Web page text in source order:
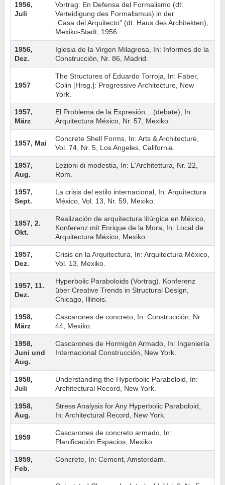
1956,
Juli
Vortrag: En Defensa del Formalismo (dt:
Verteidigung des Formalismus) in der
„Casa del Arquitecto" (dt: Haus des Architekten),
Mexiko-Stadt, 1956.
1956,
Dez.
Iglesia de la Virgen Milagrosa, In: Informes de la
Con­strucción, Nr. 86, Madrid.
1957
The Structures of Eduardo Torroja, In: Faber,
Colin [Hrsg.]: Progressive Architecture, New
York.
1957,
März
El Problema de la Expresión... (debate), In:
Arquitectura México, Nr. 57, Mexiko.
1957, Mai
Concrete Shell Forms, In: Arts & Architecture,
Vol. 74, Nr. 5, Los Angeles, California.
1957,
Aug.
Lezioni di modestia, In: L'Architettura, Nr. 22,
Rom.
1957,
Sept.
La crisis del estilo internacional, In: Arquitectura
México, Vol. 13, Nr. 59, Mexiko.
1957, 2.
Okt.
Realización de arquitectura litúrgica en México,
Konferenz mit Enrique de la Mora, In: Local de
Arquitectura México, Mexiko.
1957,
Dez.
Crisis en la Arquitectura, In: Arquitectura México,
Vol. 13, Mexiko.
1957, 11.
Dez.
Hyperbolic Paraboloids (Vortrag). Konferenz
über Creative Trends in Structural Design,
Chicago, Illinois.
1958,
März
Cascarones de concreto, In: Construcción, Nr.
44, Mexiko.
1958,
Juni und
Aug.
Cascarones de Hormigón Armado, In: Ingeniería
Inter­nacional Construcción, New York.
1958,
Juli
Understanding the Hyperbolic Paraboloid, In:
Archi­tectural Record, New York.
1958,
Aug.
Stress Analysis for Any Hyperbolic Paraboloid,
In: Architectural Record, New York.
1959
Cascarones de concreto armado, In:
Planificación Espacios, Mexiko.
1959,
Feb.
Concrete, In: Cement, Amsterdam.